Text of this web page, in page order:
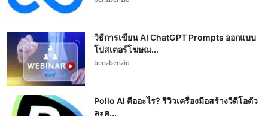
วิธีการเขียน AI ChatGPT Prompts ออกแบบ
โปสเตอร์โฆษณ...
benzbenzio
Pollo AI คืออะไร? รีวิวเครื่องมือสร้างวิดีโอตัว
ละค...